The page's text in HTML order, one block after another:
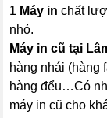
1 Máy in chất
nhỏ.
Máy in cũ tại
hàng nhái (hàng
hàng đểu…Có
máy in cũ cho